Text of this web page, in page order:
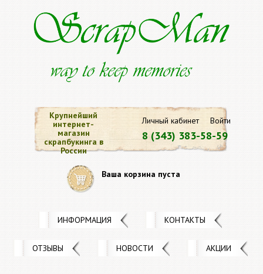
Личный кабинет Войти
8 (343) 383-58-59
Крупнейший
интернет-
магазин
скрапбукинга в
России
Ваша корзина пуста
ИНФОРМАЦИЯ КОНТАКТЫ
ОТЗЫВЫ НОВОСТИ АКЦИИ